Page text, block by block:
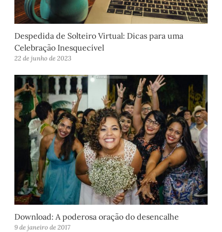
Despedida de Solteiro Virtual: Dicas para uma
Celebração Inesquecível
22 de junho de 2023
Download: A poderosa oração do desencalhe
9 de janeiro de 2017